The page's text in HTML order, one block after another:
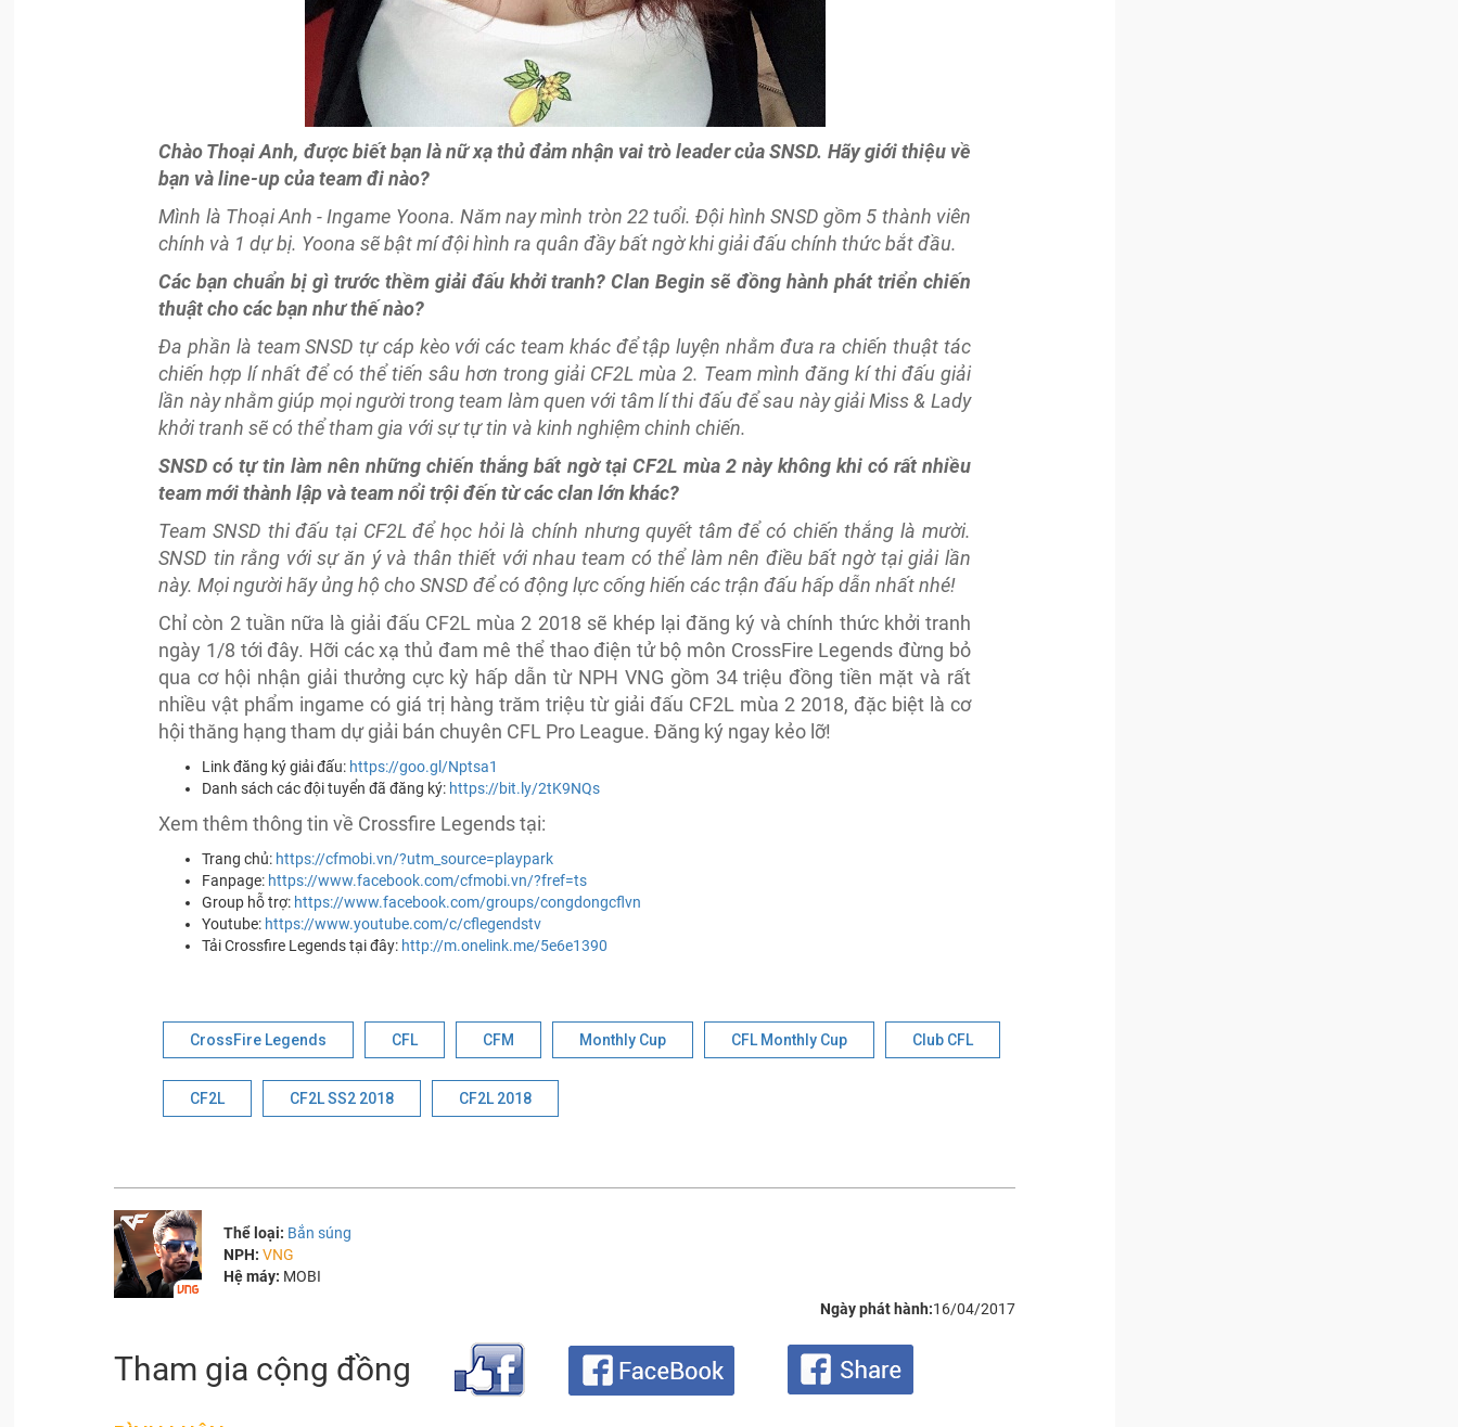
Chào Thoại Anh, được biết bạn là nữ xạ thủ đảm nhận vai trò leader của SNSD. Hãy giới thiệu về
bạn và line-up của team đi nào?
Mình là Thoại Anh - Ingame Yoona. Năm nay mình tròn 22 tuổi. Đội hình SNSD gồm 5 thành viên
chính và 1 dự bị. Yoona sẽ bật mí đội hình ra quân đầy bất ngờ khi giải đấu chính thức bắt đầu.
Các bạn chuẩn bị gì trước thềm giải đấu khởi tranh? Clan Begin sẽ đồng hành phát triển chiến
thuật cho các bạn như thế nào?
Đa phần là team SNSD tự cáp kèo với các team khác để tập luyện nhằm đưa ra chiến thuật tác
chiến hợp lí nhất để có thể tiến sâu hơn trong giải CF2L mùa 2. Team mình đăng kí thi đấu giải
lần này nhằm giúp mọi người trong team làm quen với tâm lí thi đấu để sau này giải Miss & Lady
khởi tranh sẽ có thể tham gia với sự tự tin và kinh nghiệm chinh chiến.
SNSD có tự tin làm nên những chiến thắng bất ngờ tại CF2L mùa 2 này không khi có rất nhiều
team mới thành lập và team nổi trội đến từ các clan lớn khác?
Team SNSD thi đấu tại CF2L để học hỏi là chính nhưng quyết tâm để có chiến thắng là mười.
SNSD tin rằng với sự ăn ý và thân thiết với nhau team có thể làm nên điều bất ngờ tại giải lần
này. Mọi người hãy ủng hộ cho SNSD để có động lực cống hiến các trận đấu hấp dẫn nhất nhé!
Chỉ còn 2 tuần nữa là giải đấu CF2L mùa 2 2018 sẽ khép lại đăng ký và chính thức khởi tranh
ngày 1/8 tới đây. Hỡi các xạ thủ đam mê thể thao điện tử bộ môn CrossFire Legends đừng bỏ
qua cơ hội nhận giải thưởng cực kỳ hấp dẫn từ NPH VNG gồm 34 triệu đồng tiền mặt và rất
nhiều vật phẩm ingame có giá trị hàng trăm triệu từ giải đấu CF2L mùa 2 2018, đặc biệt là cơ
hội thăng hạng tham dự giải bán chuyên CFL Pro League. Đăng ký ngay kẻo lỡ!
Link đăng ký giải đấu: https://goo.gl/Nptsa1
Danh sách các đội tuyển đã đăng ký: https://bit.ly/2tK9NQs
Xem thêm thông tin về Crossfire Legends tại:
Trang chủ: https://cfmobi.vn/?utm_source=playpark
Fanpage: https://www.facebook.com/cfmobi.vn/?fref=ts
Group hỗ trợ: https://www.facebook.com/groups/congdongcflvn
Youtube: https://www.youtube.com/c/cflegendstv
Tải Crossfire Legends tại đây: http://m.onelink.me/5e6e1390
CrossFire Legends CFL CFM Monthly Cup CFL Monthly Cup Club CFL
CF2L CF2L SS2 2018 CF2L 2018
Thể loại: Bắn súng
NPH: VNG
Hệ máy: MOBI
Ngày phát hành:16/04/2017
Tham gia cộng đồng